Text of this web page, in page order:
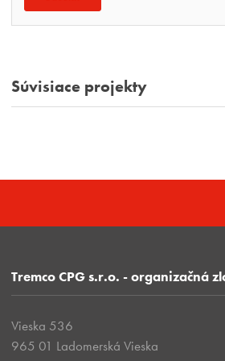
Súvisiace projekty
Tremco CPG s.r.o. - organizačná
Vieska 536
965 01 Ladomerská Vieska